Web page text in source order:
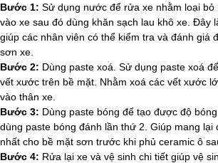
Bước 1: Sử dụng nước để rửa xe nhằm loại bỏ
vào xe sau đó dùng khăn sạch lau khô xe. Đây
giúp các nhân viên có thể kiểm tra và đánh giá
sơn xe.
Bước 2: Dùng paste xoá. Sử dụng paste xoá
vết xước trên bề mặt. Nhằm xoá các vết xước
vào thân xe.
Bước 3: Dùng paste bóng để tạo được độ
dùng paste bóng đánh lần thứ 2. Giúp mang lại
nhất cho bề mặt sơn trước khi phủ ceramic ô
Bước 4: Rửa lại xe và vệ sinh chi tiết giúp vệ